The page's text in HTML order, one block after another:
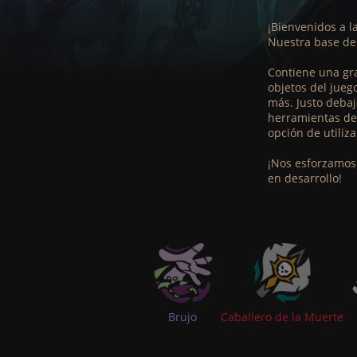
¡Bienvenidos a
Nuestra base
Contiene una
objetos del
más. Justo
herramientas
opción de
¡Nos
en desarrollo!
Brujo Caballero de la Muerte